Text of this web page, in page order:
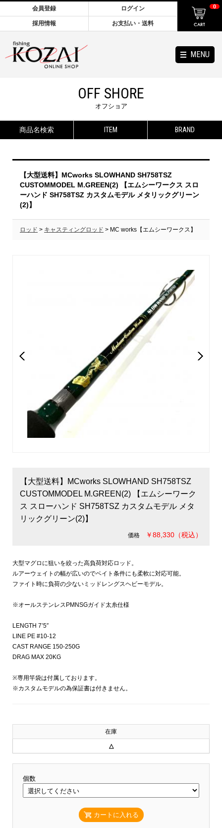
MENU
会員登録 ログイン
採用情報 お支払い・送料
0
OFF SHORE
オフショア
商品名検索 ITEM BRAND
【大型送料】MCworks SLOWHAND SH758TSZ
CUSTOMMODEL M.GREEN(2) 【エムシーワークス スロ
ーハンド SH758TSZ カスタムモデル メタリックグリーン
(2)】
ロッド > キャスティングロッド > MC works【エムシーワークス】
【大型送料】MCworks SLOWHAND SH758TSZ
CUSTOMMODEL M.GREEN(2) 【エムシーワーク
ス スローハンド SH758TSZ カスタムモデル メタ
リックグリーン(2)】
価格 ￥88,330（税込）
大型マグロに狙いを絞った高負荷対応ロッド。
ルアーウェイトの幅が広いのでベイト条件にも柔軟に対応可能。
ファイト時に負荷の少ないミッドレングスヘビーモデル。
※オールステンレスPMNSGガイド太糸仕様
LENGTH 7’5″
LINE PE #10-12
CAST RANGE 150-250G
DRAG MAX 20KG
※専用竿袋は付属しております。
※カスタムモデルの為保証書は付きません。
在庫
△
個数
カートに入れる